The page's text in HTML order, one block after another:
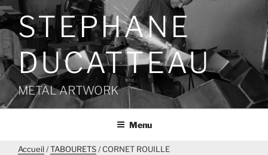
Aller
au
contenu
principal
STEPHANE
DUCATTEAU
METAL ARTWORK
Menu
Accueil /TABOURETS/ CORNET ROUILLE